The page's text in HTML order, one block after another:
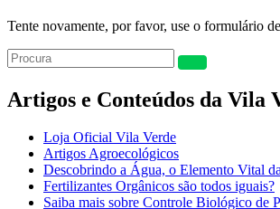
Tente novamente, por favor, use o formulário
Artigos e Conteúdos da Vila
Loja Oficial Vila Verde
Artigos Agroecológicos
Descobrindo a Água, o Elemento Vital
Fertilizantes Orgânicos são todos iguais?
Saiba mais sobre Controle Biológico de